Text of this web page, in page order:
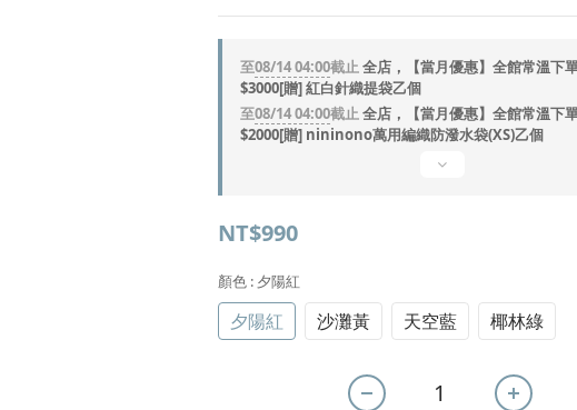
至08/14 04:00截止全店，【當月優惠】全館常溫下
$3000[贈] 紅白針織提袋乙個
至08/14 04:00截止全店，【當月優惠】全館常溫下
$2000[贈] nininono萬用編織防潑水袋(XS)乙個
NT$990
顏色 : 夕陽紅
夕陽紅 沙灘黃 天空藍 椰林綠